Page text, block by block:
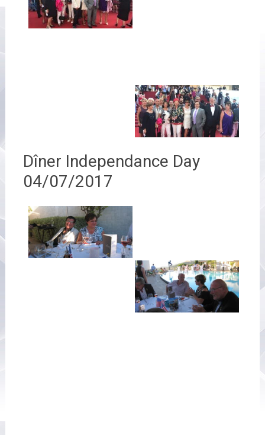
Dîner Independance Day
04/07/2017